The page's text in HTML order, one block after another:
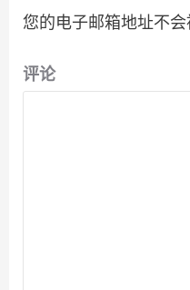
您的电子邮箱地址不会
评论